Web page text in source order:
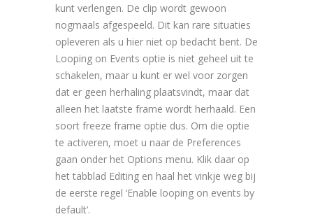
kunt verlengen. De clip wordt gewoon
nogmaals afgespeeld. Dit kan rare situaties
opleveren als u hier niet op bedacht bent. De
Looping on Events optie is niet geheel uit te
schakelen, maar u kunt er wel voor zorgen
dat er geen herhaling plaatsvindt, maar dat
alleen het laatste frame wordt herhaald. Een
soort freeze frame optie dus. Om die optie
te activeren, moet u naar de Preferences
gaan onder het Options menu. Klik daar op
het tabblad Editing en haal het vinkje weg bij
de eerste regel ‘Enable looping on events by
default’.